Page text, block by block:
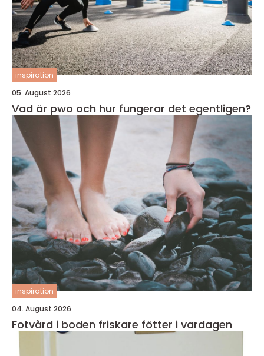
inspiration
05. August 2026
Vad är pwo och hur fungerar det egentligen?
inspiration
04. August 2026
Fotvård i boden friskare fötter i vardagen